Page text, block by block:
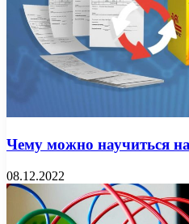
Чему можно научиться
08.12.2022